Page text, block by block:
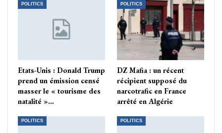
POLITICS
Etats-Unis : Donald Trump
prend un émission censé
masser le « tourisme des
natalité »…
POLITICS
DZ Mafia : un récent
récipient supposé du
narcotrafic en France
arrêté en Algérie
POLITICS POLITICS